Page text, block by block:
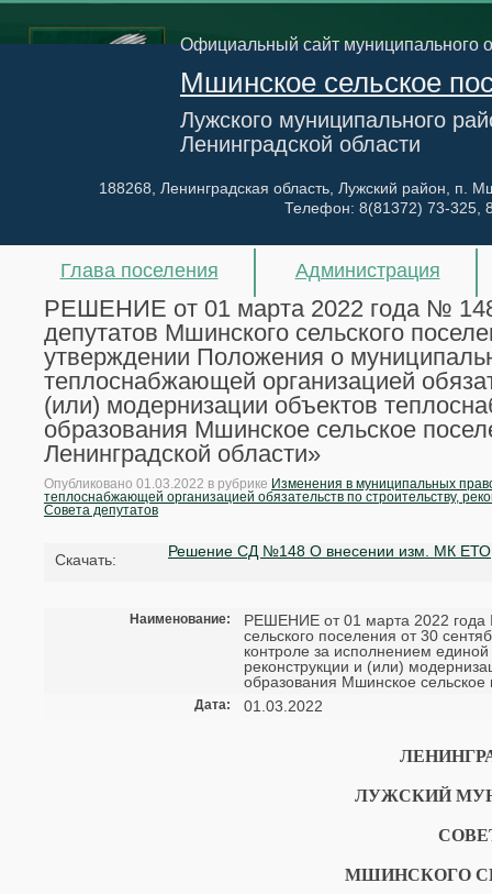
Официальный сайт муниципального
Мшинское сельское
Лужского муниципального
Ленинградской области
188268, Ленинградская область, Лужский район, п.
Телефон: 8(81372) 73-325,
Глава поселения Администрация
РЕШЕНИЕ от 01 марта 2022 года №
депутатов Мшинского сельского
утверждении Положения о
теплоснабжающей организацией
(или) модернизации объектов
образования Мшинское сельское
Ленинградской области»
Опубликовано 01.03.2022 в рубрике Изменения в муниципальных
теплоснабжающей организацией обязательств по строительству,
Совета депутатов
Cкачать: Решение СД №148 О внесении изм. МК ЕТО
Наименование:
РЕШЕНИЕ от 01 марта 2022 года
сельского поселения от 30
контроле за исполнением
реконструкции и (или)
образования Мшинское сельское
Дата: 01.03.2022
ЛУЖСКИЙ
МШИНСКОГО